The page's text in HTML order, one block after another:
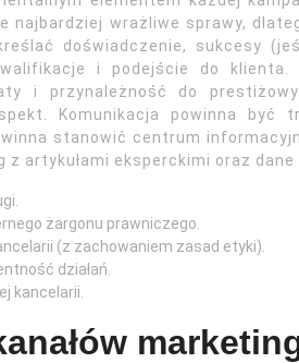
najbardziej wrażliwe sprawy,
doświadczenie, sukcesy
i podejście do klienta.
i przynależność do
Komunikacja powinna być
stanowić centrum
z artykułami eksperckimi oraz dane
żargonu prawniczego.
(z zachowaniem zasad etyki).
działań.
kancelarii.